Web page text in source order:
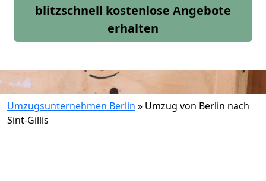
blitzschnell kostenlose Angebote
erhalten
Umzugsunternehmen Berlin » Umzug von Berlin nach
Sint-Gillis